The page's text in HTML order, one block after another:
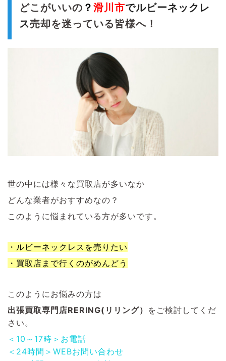
どこがいいの ？ 滑川 市でルビーネックレ
ス売却を迷っている皆様へ！
世の中には様々な買取店が多いなか
どんな業者がおすすめなの？
このように悩まれている方が多いです。
・ルビーネックレスを売りたい
・買取店まで行くのがめんどう
このようにお悩みの方は
出張買取専門店RERING(リリング） をご検討してくだ
さい。
＜10～17時＞お電話
＜24時間＞WEBお問い合わせ